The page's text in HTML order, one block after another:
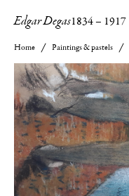
Edgar Degas1834– 1917
Home Paintings & pastels